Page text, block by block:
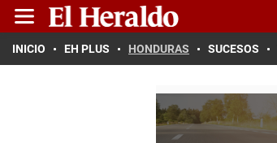
INICIO EH PLUS HONDURAS SUCESOS